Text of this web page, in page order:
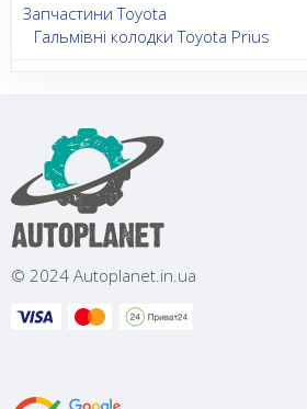
Запчастини Toyota
Гальмівні колодки Toyota Prius
© 2024 Autoplanet.in.ua